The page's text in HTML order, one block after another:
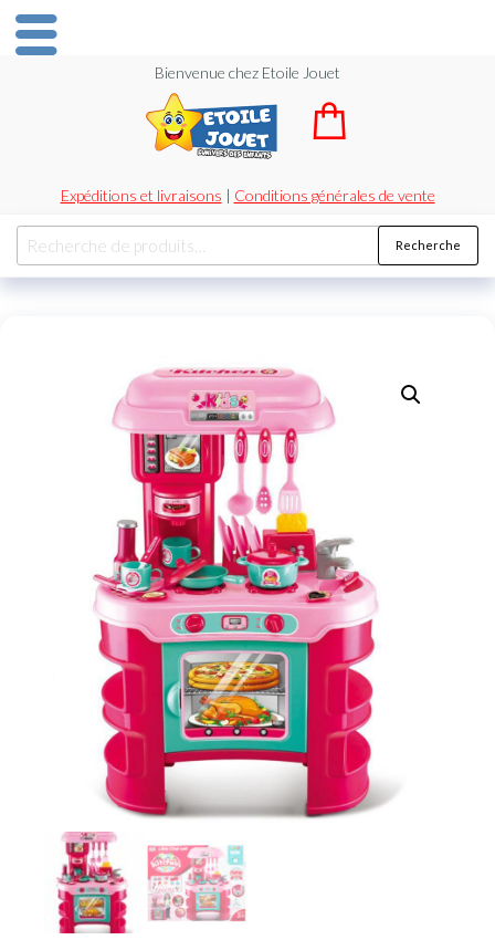
Bienvenue chez Etoile Jouet
Expéditions et livraisons | Conditions générales de vente
Recherche